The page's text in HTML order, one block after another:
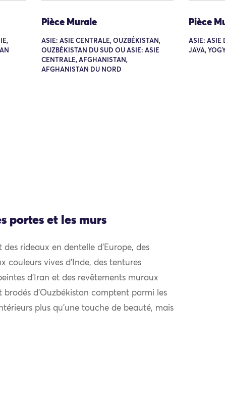
Pièce Murale
ASIE: ASIE CENTRALE, OUZBÉKISTAN,
OUZBÉKISTAN DU SUD OU ASIE: ASIE
CENTRALE, AFGHANISTAN,
AFGHANISTAN DU NORD
Pièce
ASIE: ASIE
JAVA,
portes et les murs
rideaux en dentelle d’Europe, des
couleurs vives d’Inde, des tentures
d’Iran et des revêtements muraux
d’Ouzbékistan comptent parmi les
plus qu’une touche de beauté, mais